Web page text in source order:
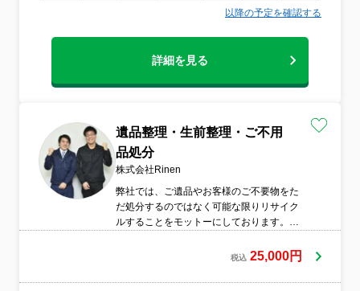
以降の予定を確認する
詳細を見る
遺品整理・生前整理・ご不用
品処分
株式会社Rinen
弊社では、ご遺品やお客様のご不要物をた
だ処分するのではなく可能な限りリサイク
ルすることをモットーにしております。リ
ではなく、処分にかかってしまうお客様の
更に弊社では多数の買取業務経験者が在籍
税込 25,000円